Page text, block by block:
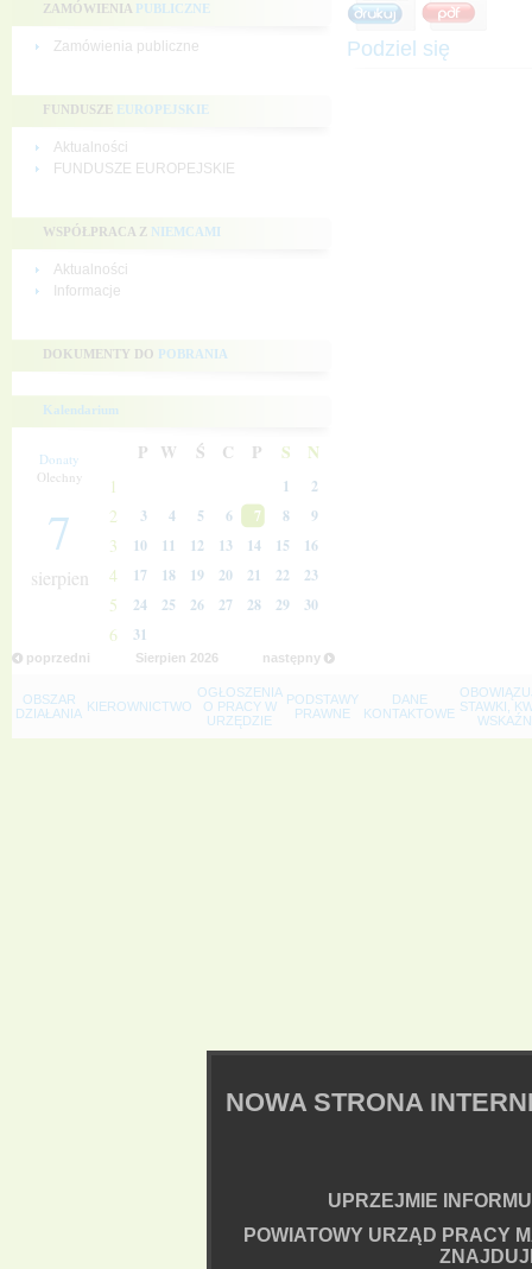
ZAMÓWIENIA PUBLICZNE
Zamówienia publiczne
FUNDUSZE EUROPEJSKIE
Aktualności
FUNDUSZE EUROPEJSKIE
WSPÓŁPRACA Z NIEMCAMI
Aktualności
Informacje
DOKUMENTY DO POBRANIA
Kalendarium
Donaty
Olechny
7
sierpien
P W Ś C P S N
1 1 2
2 3 4 5 6 7 8 9
3 10 11 12 13 14 15 16
4 17 18 19 20 21 22 23
5 24 25 26 27 28 29 30
6 31
poprzedni następny
Sierpien 2026
Podziel się
OBSZAR
DZIAŁANIA KIEROWNICTWO
OGŁOSZENIA
O PRACY W
URZĘDZIE
PODSTAWY
PRAWNE
DANE
KONTAKTOWE STAWKI,
NOWA STRONA
UPRZEJMIE
POWIATOWY URZĄD PRACY